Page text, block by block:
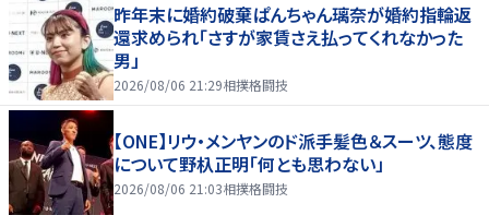
昨年末に婚約破棄ぱんちゃん璃奈が婚約指輪返
還求められ「さすが家賃さえ払ってくれなかった
男」
2026/08/06 21:29相撲格闘技
【ONE】リウ・メンヤンのド派手髪色＆スーツ、態度
について野杁正明「何とも思わない」
2026/08/06 21:03相撲格闘技